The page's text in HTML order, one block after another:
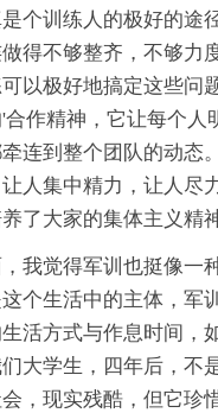
个训练人的极好的途
得不够整齐，不够力
以极好地搞定这些问
作精神，它让每个人
连到整个团队的动态
人集中精力，让人尽
了大家的集体主义精神
我觉得军训也挺像一
个生活中的主体，军
活方式与作息时间，
大学生，四年后，不
，现实残酷，但它珍